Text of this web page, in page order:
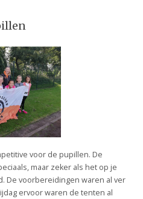
voor de pupillen. De
maar zeker als het op je
De voorbereidingen waren al ver
ervoor waren de tenten al